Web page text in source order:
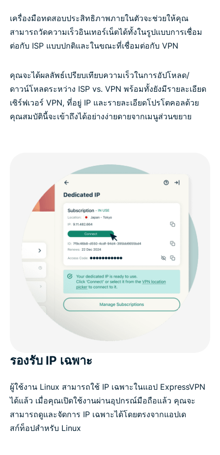
เครื่องมือทดสอบประสิทธิภาพภายในตัวจะช่วยให้คุณ
สามารถวัดความเร็วอินเทอร์เน็ตได้ทั้งในรูปแบบการเชื่อม
ต่อกับ ISP แบบปกติและในขณะที่เชื่อมต่อกับ VPN
คุณจะได้ผลลัพธ์เปรียบเทียบความเร็วในการอัปโหลด/
ดาวน์โหลดระหว่าง ISP vs. VPN พร้อมทั้งยังมีรายละเอียด
เซิร์ฟเวอร์ VPN, ที่อยู่ IP และรายละเอียดโปรโตคอลด้วย
คุณสมบัตินี้จะเข้าถึงได้อย่างง่ายดายจากเมนูส่วนขยาย
รองรับ IP เฉพาะ
ผู้ใช้งาน Linux สามารถใช้ IP เฉพาะในแอป ExpressVPN
ได้แล้ว เมื่อคุณเปิดใช้งานผ่านอุปกรณ์มือถือแล้ว คุณจะ
สามารถดูและจัดการ IP เฉพาะได้โดยตรงจากแอปเด
สก์ท็อปสำหรับ Linux